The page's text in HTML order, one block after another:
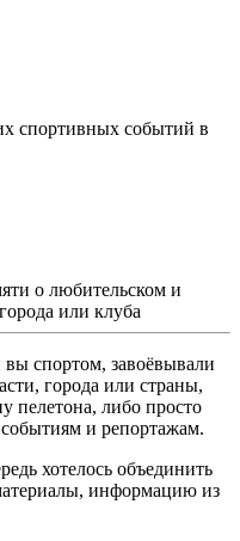
спортивных событий в
о любительском и
или клуба
спортом, завоёвывали
города или страны,
пелетона, либо просто
и репортажам.
хотелось объединить
информацию из